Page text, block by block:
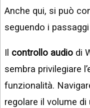
Anche qui, si può
seguendo i
Il controllo audio di
sembra privilegiare
funzionalità.
regolare il volume di